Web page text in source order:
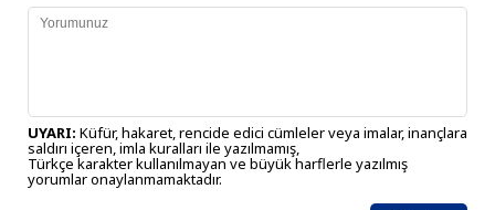
UYARI: Küfür, hakaret, rencide edici cümleler veya imalar, inançlara
saldırı içeren, imla kuralları ile yazılmamış,
Türkçe karakter kullanılmayan ve büyük harflerle yazılmış
yorumlar onaylanmamaktadır.